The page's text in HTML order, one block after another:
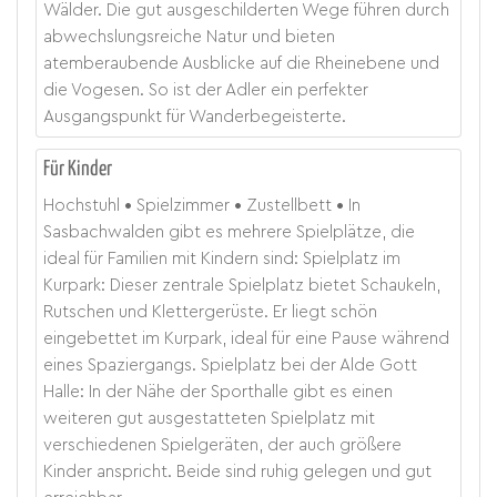
Wälder. Die gut ausgeschilderten Wege führen durch
abwechslungsreiche Natur und bieten
atemberaubende Ausblicke auf die Rheinebene und
die Vogesen. So ist der Adler ein perfekter
Ausgangspunkt für Wanderbegeisterte.
Für Kinder
Hochstuhl Spielzimmer Zustellbett
In
Sasbachwalden gibt es mehrere Spielplätze, die
ideal für Familien mit Kindern sind: Spielplatz im
Kurpark: Dieser zentrale Spielplatz bietet Schaukeln,
Rutschen und Klettergerüste. Er liegt schön
eingebettet im Kurpark, ideal für eine Pause während
eines Spaziergangs. Spielplatz bei der Alde Gott
Halle: In der Nähe der Sporthalle gibt es einen
weiteren gut ausgestatteten Spielplatz mit
verschiedenen Spielgeräten, der auch größere
Kinder anspricht. Beide sind ruhig gelegen und gut